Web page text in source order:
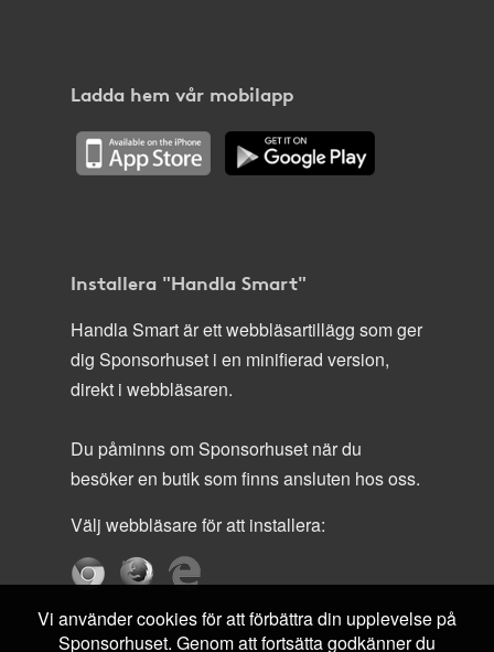
Ladda hem vår mobilapp
Installera "Handla Smart"
Handla Smart är ett webbläsartillägg som ger
dig Sponsorhuset i en minifierad version,
direkt i webbläsaren.
Du påminns om Sponsorhuset när du
besöker en butik som finns ansluten hos oss.
Välj webbläsare för att installera:
Vi använder cookies för att förbättra din upplevelse på
Sponsorhuset. Genom att fortsätta godkänner du